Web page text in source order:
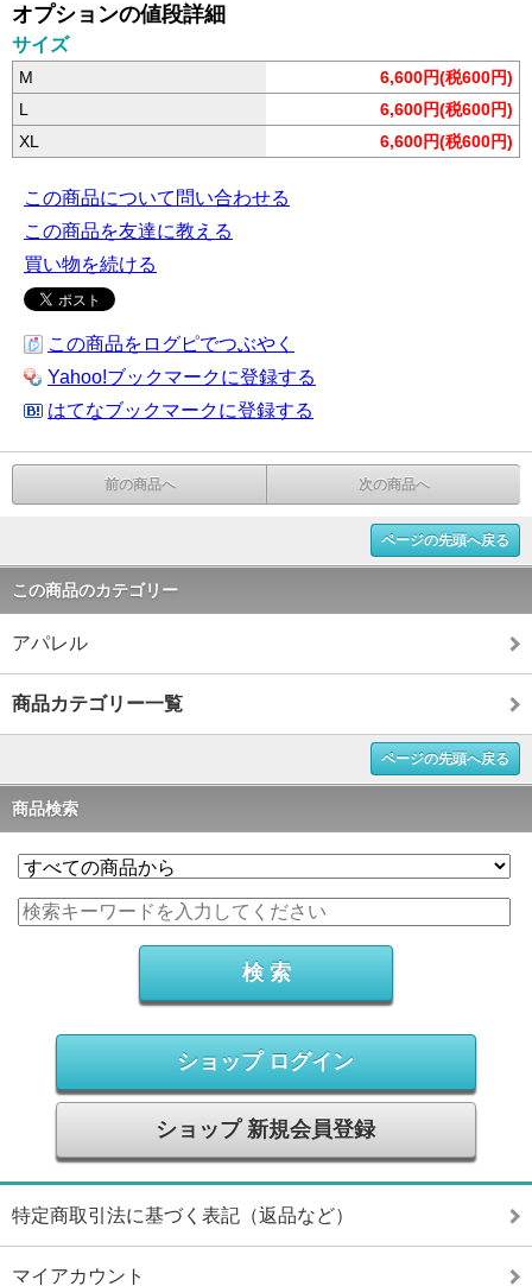
オプションの値段詳細
サイズ
M
6,600円(税600円)
L
6,600円(税600円)
XL
6,600円(税600円)
この商品について問い合わせる
この商品を友達に教える
買い物を続ける
この商品をログピでつぶやく
Yahoo!ブックマークに登録する
はてなブックマークに登録する
前の商品へ 次の商品へ
ページの先頭へ戻る
この商品のカテゴリー
アパレル
商品カテゴリー一覧
ページの先頭へ戻る
商品検索
ショップ ログイン
ショップ 新規会員登録
特定商取引法に基づく表記（返品など）
マイアカウント